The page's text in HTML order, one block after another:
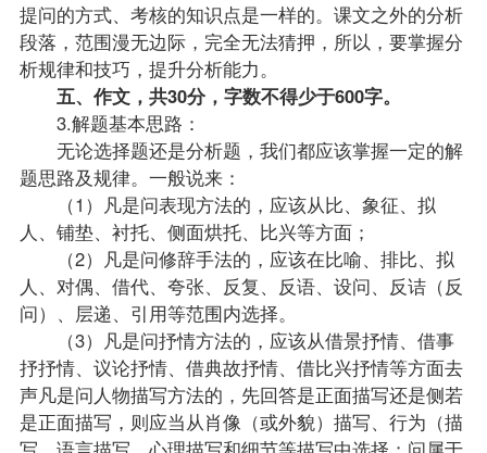
提问的方式、考核的知识点是一样的。课文之外的分析
段落，范围漫无边际，完全无法猜押，所以，要掌握分
析规律和技巧，提升分析能力。
五、作文，共30分，字数不得少于600字。
3.解题基本思路：
无论选择题还是分析题，我们都应该掌握一定的解
题思路及规律。一般说来：
（1）凡是问表现方法的，应该从比、象征、拟
人、铺垫、衬托、侧面烘托、比兴等方面；
（2）凡是问修辞手法的，应该在比喻、排比、拟
人、对偶、借代、夸张、反复、反语、设问、反诘（反
问）、层递、引用等范围内选择。
（3）凡是问抒情方法的，应该从借景抒情、借事
抒抒情、议论抒情、借典故抒情、借比兴抒情等方面去
声凡是问人物描写方法的，先回答是正面描写还是侧若
是正面描写，则应当从肖像（或外貌）描写、行为（描